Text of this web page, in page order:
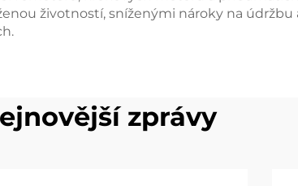
životností, sníženými nároky na
zprávy